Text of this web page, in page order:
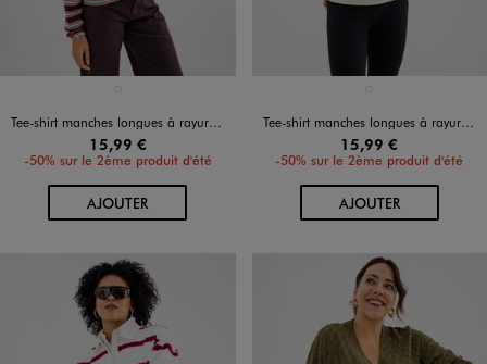
Tee-shirt manches longues à rayures coupe large femme
15,99 €
-50% sur le 2ème produit d'été
AJOUTERAU PANIER
Tee-shirt manches longues à rayures coupe large femme
15,99 €
-50% sur le 2ème produit d'été
AJOUTERAU PANIER